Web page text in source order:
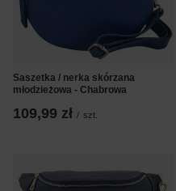
Saszetka / nerka skórzana
młodzieżowa - Chabrowa
109,99 zł / szt.